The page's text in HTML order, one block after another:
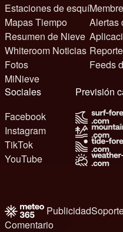
Estaciones de esquí
Mapas Tiempo
Resumen de Nieve
Whiteroom Noticias
Fotos
MiNieve
Alertas
Feeds
Sociales
Facebook
Instagram
TikTok
YouTube
Previsión
Publicidad
Comentario